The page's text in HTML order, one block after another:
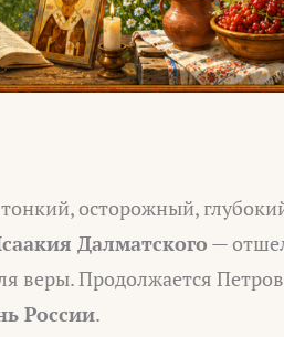
осторожный,
Далматского —
веры. Продолжается Петров
России.